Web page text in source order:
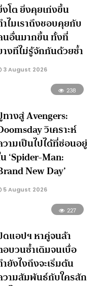
โต ยิ่งคุยเก่งขึ้น
ไมเราถึงชอบคุยกับ
อื่นมากขึ้น ทั้งที่
งทีไม่รู้จักกันด้วยซ้ำ
3 August 2026
238
างสู่ Avengers:
วิเคราะห์
ามเป็นไปได้ที่ซ่อนอยู่
‘Spider-Man:
New Day’
5 August 2026
227
แอปฯ หาคู่จนล้า
บวนซ้ำเดิมจนเบื่อ
ยังไงถึงจะเริ่มต้น
ามสัมพันธ์กับใครสัก